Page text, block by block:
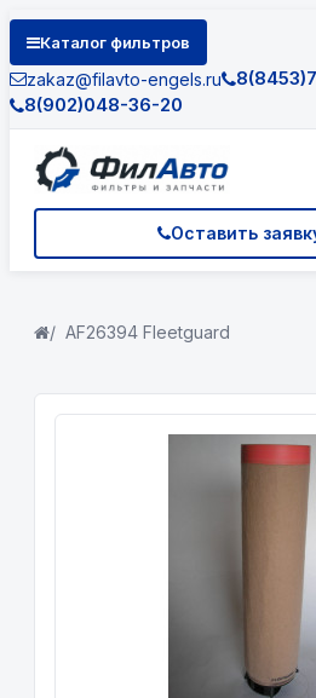
Каталог фильтров
zakaz@filavto-engels.ru
8(902)048-36-20
Оставить
AF26394 Fleetguard